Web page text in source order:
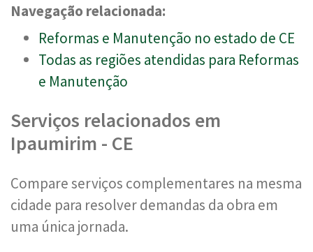
Navegação relacionada:
Reformas e Manutenção no estado de CE
Todas as regiões atendidas para Reformas
e Manutenção
Serviços relacionados em
Ipaumirim - CE
Compare serviços complementares na mesma
cidade para resolver demandas da obra em
uma única jornada.